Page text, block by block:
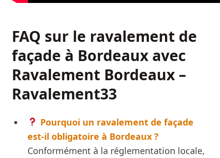
FAQ sur le ravalement de
façade à Bordeaux avec
Ravalement Bordeaux –
Ravalement33
Pourquoi un ravalement de façade
est-il obligatoire à Bordeaux ?
Conformément à la réglementation locale,